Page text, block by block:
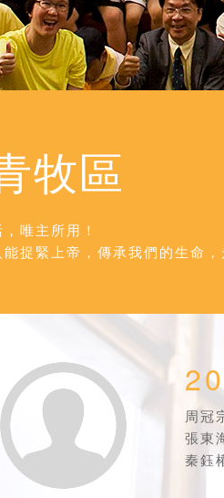
牧區
唯主所用！
能捉緊上帝，傳承我們的生命
周冠
張東
秦鈺